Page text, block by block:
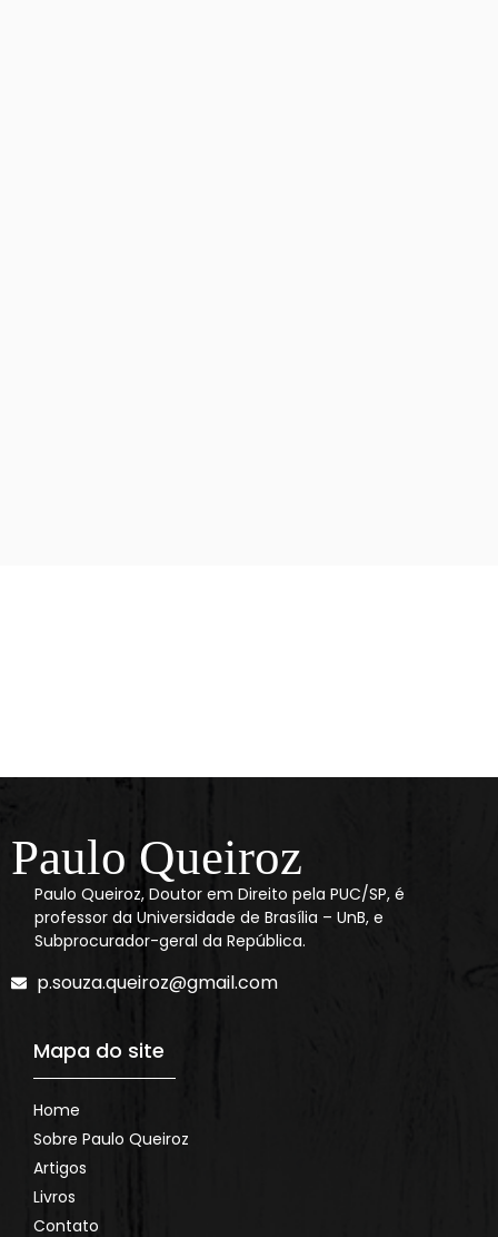
Paulo Queiroz
Paulo Queiroz, Doutor em Direito pela PUC/SP, é
professor da Universidade de Brasília – UnB, e
Subprocurador-geral da República.
p.souza.queiroz@gmail.com
Mapa do site
Home
Sobre Paulo Queiroz
Artigos
Livros
Contato